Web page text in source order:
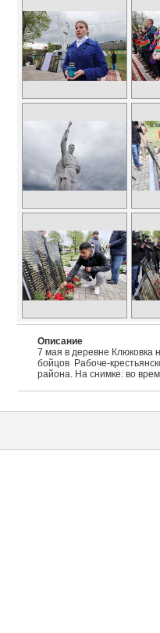
Описание
7 мая в деревне Клюковка
бойцов Рабоче-
района. На снимке: во